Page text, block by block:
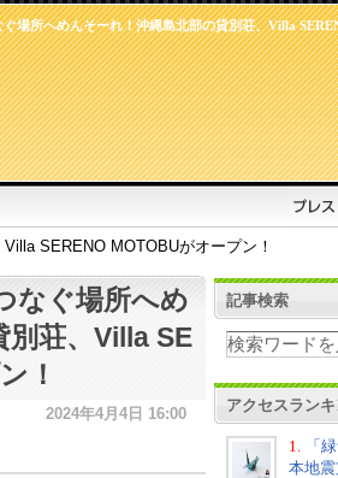
場所へめんそーれ！沖縄島北部の貸別荘、Villa
SERENO MOTOBUがオープン！
なぐ場所へめ
別荘、Villa SE
！
2024年4月4日 16:00
記事検索
アクセスラン
1.
「
本地